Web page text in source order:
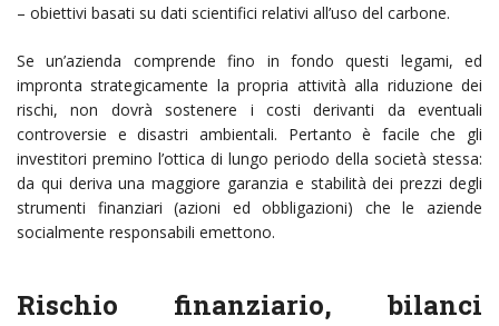
– obiettivi basati su dati scientifici relativi all’uso del carbone.
Se un’azienda comprende fino in fondo questi legami, ed
impronta strategicamente la propria attività alla riduzione dei
rischi, non dovrà sostenere i costi derivanti da eventuali
controversie e disastri ambientali. Pertanto è facile che gli
investitori premino l’ottica di lungo periodo della società stessa:
da qui deriva una maggiore garanzia e stabilità dei prezzi degli
strumenti finanziari (azioni ed obbligazioni) che le aziende
socialmente responsabili emettono.
Rischio finanziario, bilanci